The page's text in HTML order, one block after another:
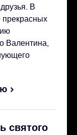
В
прекрасных
Валентина,
святого